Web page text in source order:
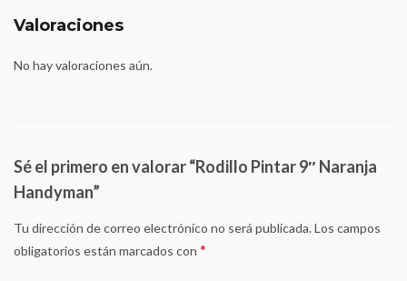
Valoraciones
No hay valoraciones aún.
Sé el primero en valorar “Rodillo Pintar 9″ Naranja
Handyman”
Tu dirección de correo electrónico no será publicada.Los campos
obligatorios están marcados con *